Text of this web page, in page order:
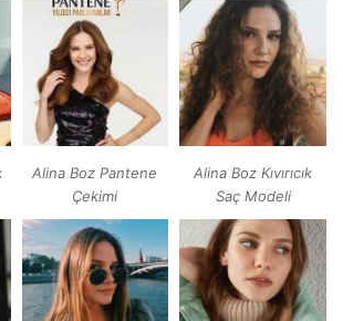
Alina Boz Pantene
Çekimi
Alina Boz Kıvırıcık
Saç Modeli